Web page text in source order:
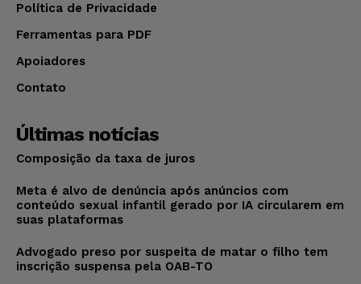
Política de Privacidade
Ferramentas para PDF
Apoiadores
Contato
Últimas notícias
Composição da taxa de juros
Meta é alvo de denúncia após anúncios com
conteúdo sexual infantil gerado por IA circularem em
suas plataformas
Advogado preso por suspeita de matar o filho tem
inscrição suspensa pela OAB-TO